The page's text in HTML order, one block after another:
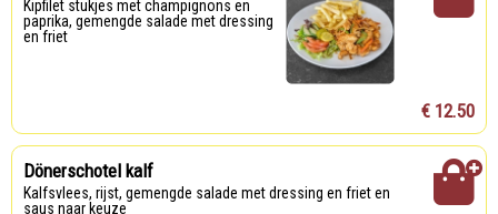
Kipfilet stukjes met champignons en
paprika, gemengde salade met dressing
en friet
€ 12.50
Dönerschotel kalf
Kalfsvlees, rijst, gemengde salade met dressing en friet en
saus naar keuze